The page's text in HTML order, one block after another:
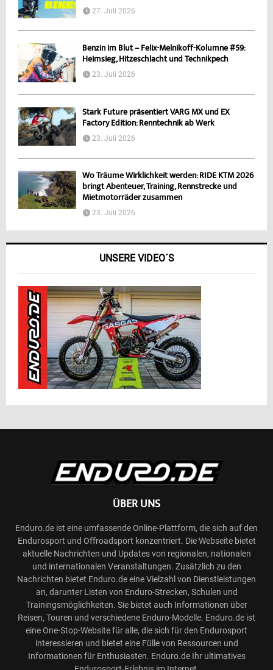
27. Juli 2026
Benzin im Blut – Felix-Melnikoff-Kolumne #59:
Heimsieg, Hitzeschlacht und Technikpech
23. Juli 2026
Stark Future präsentiert VARG MX und EX
Factory Edition: Renntechnik ab Werk
23. Juli 2026
Wo Träume Wirklichkeit werden: RIDE KTM 2026
bringt Abenteuer, Training, Rennstrecke und
Mietmotorräder zusammen
23. Juli 2026
UNSERE VIDEO´S
ÜBER UNS
Enduro.de ist eine umfassende Online-Plattform, die sich auf den
Endurosport und Offroadsport konzentriert. Die Webseite bietet
aktuelle Nachrichten und Updates von regionalen, nationalen
und internationalen Veranstaltungen. Zusätzlich zu den
Nachrichten bietet Enduro.de eine Vielzahl von Dienstleistungen
an, darunter Listen von Enduro-Strecken, Schulen und
Trainingsmöglichkeiten. Sie bietet auch Informationen über
Reisen, Touren und verschiedene Enduro-Modelle. Enduro.de ist
eine One-Stop-Website für alle, die sich für den Endurosport
interessieren und bietet eine Fülle von Ressourcen und
Informationen für Enthusiasten. Enduro.de Ihr ultimatives